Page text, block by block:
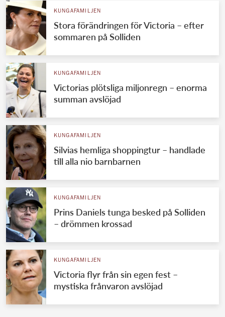
KUNGAFAMILJEN
Stora förändringen för Victoria – efter
sommaren på Solliden
KUNGAFAMILJEN
Victorias plötsliga miljonregn – enorma
summan avslöjad
KUNGAFAMILJEN
Silvias hemliga shoppingtur – handlade
till alla nio barnbarnen
KUNGAFAMILJEN
Prins Daniels tunga besked på Solliden
– drömmen krossad
KUNGAFAMILJEN
Victoria flyr från sin egen fest –
mystiska frånvaron avslöjad